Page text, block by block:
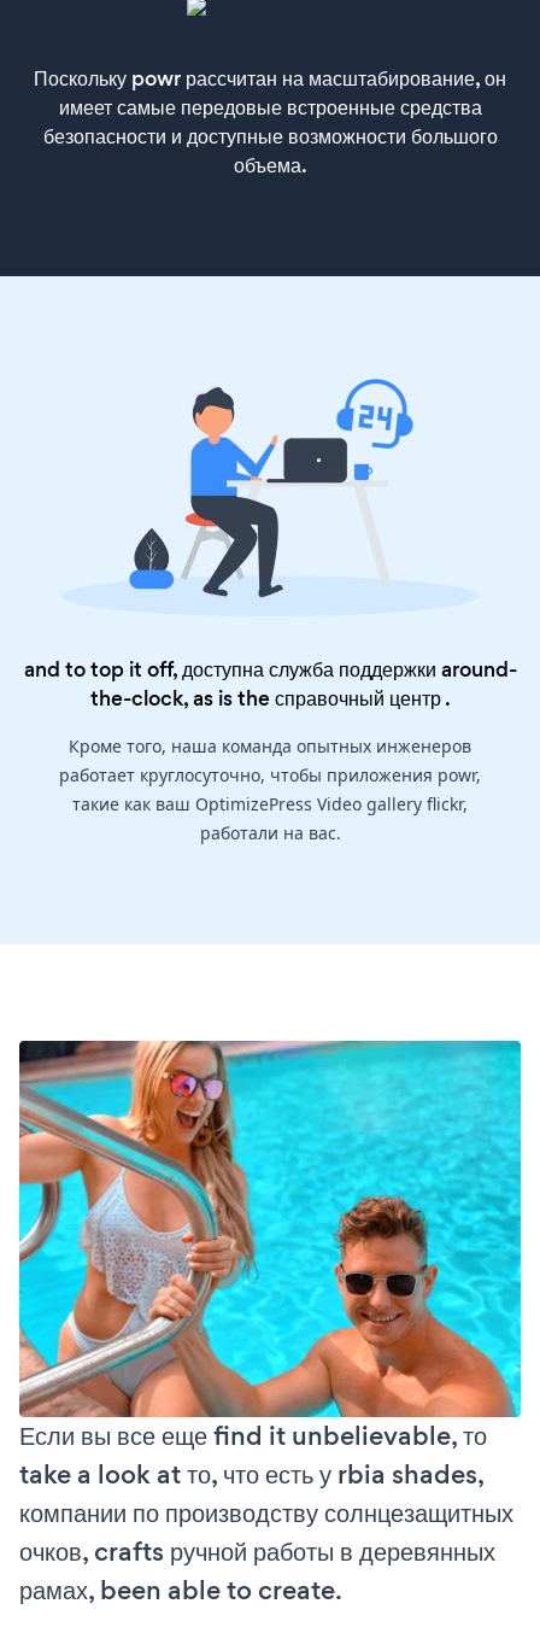
Поскольку powr рассчитан на масштабирование, он
имеет самые передовые встроенные средства
безопасности и доступные возможности большого
объема.
and to top it off, доступна служба поддержки around-
the-clock, as is theсправочный центр.
Кроме того, наша команда опытных инженеров
работает круглосуточно, чтобы приложения powr,
такие как ваш OptimizePress Video gallery flickr,
работали на вас.
Если вы все еще find it unbelievable, то
take a look at то, что есть у rbia shades,
компании по производству солнцезащитных
очков, crafts ручной работы в деревянных
рамах, been able to create.